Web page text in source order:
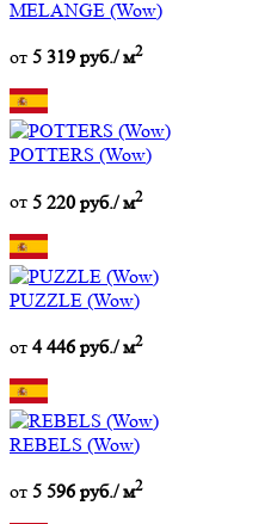
MELANGE (Wow)
от 5 319 руб./ м2
POTTERS (Wow)
от 5 220 руб./ м2
PUZZLE (Wow)
от 4 446 руб./ м2
REBELS (Wow)
от 5 596 руб./ м2